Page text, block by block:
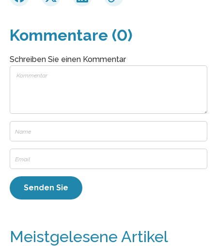
Kommentare (0)
Schreiben Sie einen Kommentar
Meistgelesene Artikel